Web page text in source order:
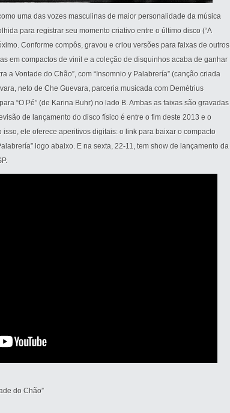
uma das vozes masculinas de maior personalidade da música
para registrar seu momento criativo entre o último disco (“A
Conforme compôs, gravou e criou versões para faixas de outros
em compactos de vinil e a coleção de disquinhos acaba de ganhar
a Vontade do Chão”, com “Insomnio y Palabrería” (canção criada
neto de Che Guevara, parceria musicada com Demétrius
“O Pé” (de Karina Buhr) no lado B. Ambas as faixas são gravadas
de lançamento do disco físico é entre o fim deste 2013 e o
ele oferece aperitivos digitais: o link para baixar o compacto
logo abaixo. E na sexta, 22-11, tem show de lançamento da
do Chão”